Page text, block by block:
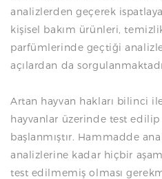
analizlerden geçerek
kişisel bakım ürünleri,
parfümlerinde geçtiği
açılardan da
Artan hayvan hakları bilinci
hayvanlar üzerinde test
başlanmıştır. Hammadde
analizlerine kadar hiçbir
test edilmemiş olması